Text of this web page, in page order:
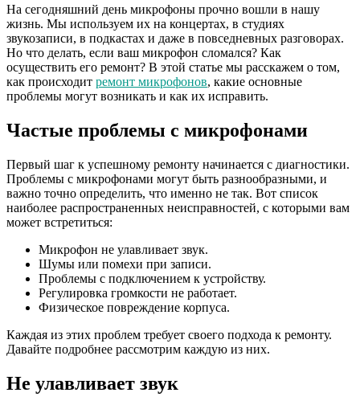
На сегодняшний день микрофоны прочно вошли в нашу
жизнь. Мы используем их на концертах, в студиях
звукозаписи, в подкастах и даже в повседневных разговорах.
Но что делать, если ваш микрофон сломался? Как
осуществить его ремонт? В этой статье мы расскажем о том,
как происходит ремонт микрофонов, какие основные
проблемы могут возникать и как их исправить.
Частые проблемы с микрофонами
Первый шаг к успешному ремонту начинается с диагностики.
Проблемы с микрофонами могут быть разнообразными, и
важно точно определить, что именно не так. Вот список
наиболее распространенных неисправностей, с которыми вам
может встретиться:
Микрофон не улавливает звук.
Шумы или помехи при записи.
Проблемы с подключением к устройству.
Регулировка громкости не работает.
Физическое повреждение корпуса.
Каждая из этих проблем требует своего подхода к ремонту.
Давайте подробнее рассмотрим каждую из них.
Не улавливает звук